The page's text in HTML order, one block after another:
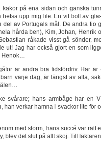
kakor på ena sidan och ganska
hetsa upp mig lite. En vit boll av
av Portugals mål. De andra tio
hårda ben), Kim, Johan, Henrik
råkade visst gå sönder,
ut! Jag har också gjort en som
Henok…
är andra bra tidsfördriv. Här
varje dag, är längst av alla,
svårare; hans armbåge har en
han verkar hamna i svackor lite för
med storm, hans succé var rätt
blev det slut på allt skoj. Till